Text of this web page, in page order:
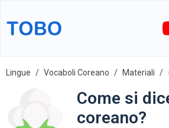
Lingue Vocaboli Coreano Materiali
Come si
coreano?